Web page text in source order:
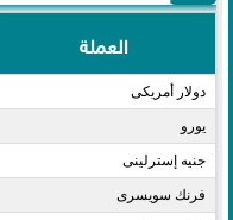
العملة
دولار أمريكى​
يورو​
جنيه إسترلينى​
فرنك سويسرى​